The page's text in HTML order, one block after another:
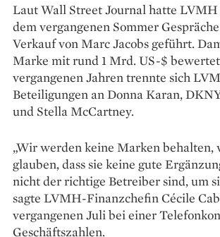
Laut Wall Street Journal hatte
dem vergangenen Sommer
Verkauf von Marc Jacobs geführt.
Marke mit rund 1 Mrd. US-$
vergangenen Jahren trennte sich
Beteiligungen an Donna Karan,
und Stella McCartney.
„Wir werden keine Marken behalten,
glauben, dass sie keine gute
nicht der richtige Betreiber sind, um
sagte LVMH-Finanzchefin Cécile
vergangenen Juli bei einer
Geschäftszahlen.